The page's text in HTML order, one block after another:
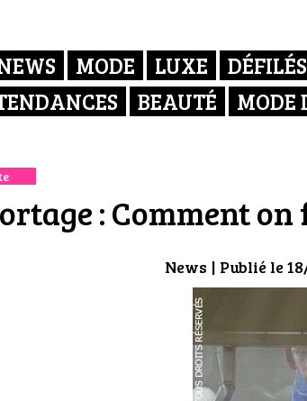
MODE LUXE DÉFILÉS
BEAUTÉ MODE
: Comment
News | Publié le